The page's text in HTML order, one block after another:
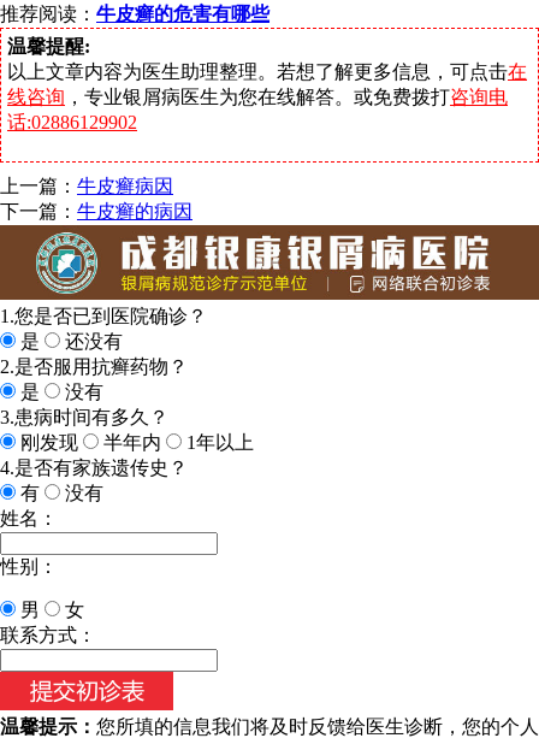
推荐阅读： 牛皮癣的危害有哪些
温馨提醒:
以上文章内容为医生助理整理。若想了解更多信息，可点击在
线咨询 ，专业银屑病医生为您在线解答。或免费拨打咨询电
话:02886129902
上一篇： 牛皮癣病因
下一篇： 牛皮癣的病因
1.您是否已到医院确诊？
是
还没有
2.是否服用抗癣药物？
是
没有
3.患病时间有多久？
刚发现
半年内
1年以上
4.是否有家族遗传史？
有
没有
姓名：
性别：
男
女
联系方式：
温馨提示： 您所填的信息我们将及时反馈给医生诊断，您的个人